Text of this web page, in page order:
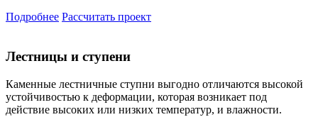
Подробнее Рассчитать проект
Лестницы и ступени
Каменные лестничные ступни выгодно отличаются высокой
устойчивостью к деформации, которая возникает под
действие высоких или низких температур, и влажности.